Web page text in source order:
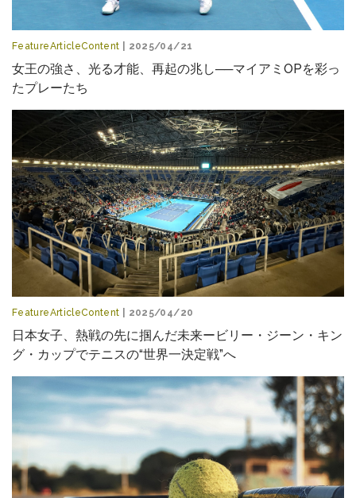
FeatureArticleContent | 2025/04/21
女王の強さ、光る才能、再起の兆し──マイアミOPを彩っ
たプレーたち
FeatureArticleContent | 2025/04/20
日本女子、熱戦の先に掴んだ未来ービリー・ジーン・キン
グ・カップでテニスの“世界一決定戦”へ